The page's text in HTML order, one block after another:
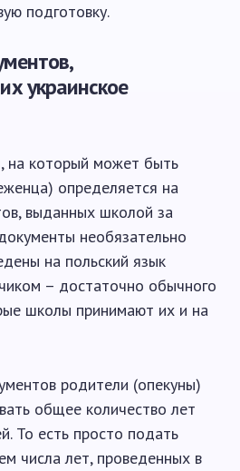
подготовку.
украинское
на который может быть
определяется на
выданных школой за
необязательно
на польский язык
– достаточно обычного
школы принимают их и на
родители (опекуны)
общее количество лет
То есть просто подать
числа лет, проведенных в